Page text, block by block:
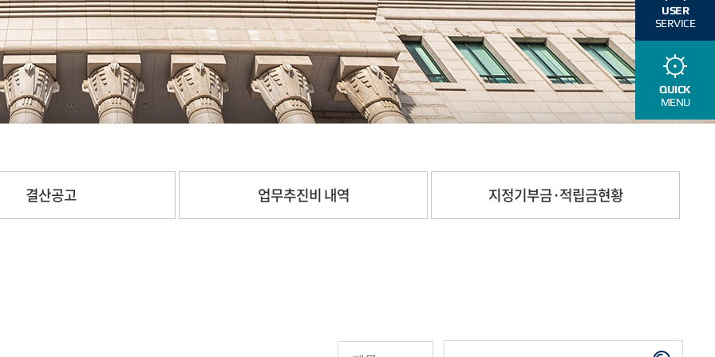
USER
SERVICE
QUICK
MENU
결산공고 업무추진비 내역 지정기부금·적립금현황